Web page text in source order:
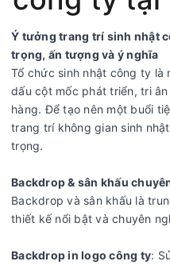
Ý tưởng trang trí sinh nhật
trọng, ấn tượng và ý nghĩa
Tổ chức sinh nhật công ty là
dấu cột mốc phát triển, tri
hàng. Để tạo nên một buổi
trang trí không gian sinh
trọng.
Backdrop & sân khấu
Backdrop và sân khấu là
thiết kế nổi bật và chuyên
Backdrop in logo công ty: